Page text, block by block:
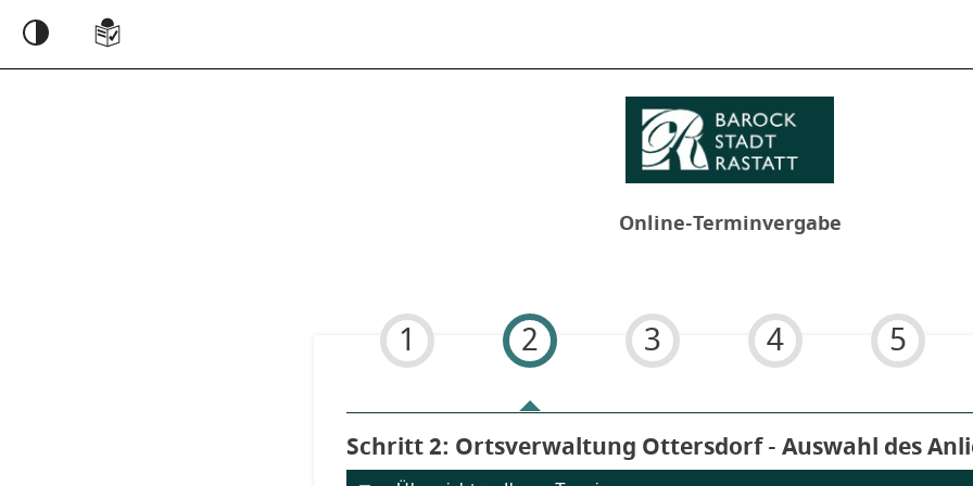
Online-Terminvergabe
1 2 3 4 5
Schritt 2von 6
: Ortsverwaltung Ottersdorf - Auswahl des